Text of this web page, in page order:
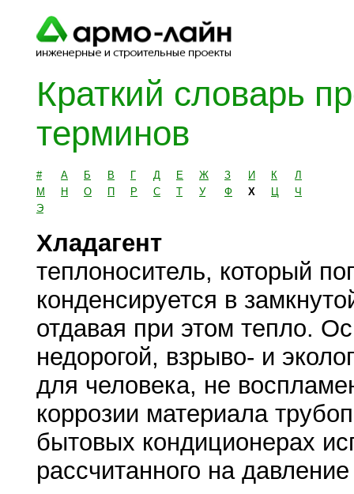
Краткий словарь
терминов
# А Б В Г Д Е Ж З И К
Л
М
Н О П Р С Т У Ф Х Ц
Ч
Э
Хладагент
теплоноситель, который
конденсируется в
отдавая при этом тепло.
недорогой, взрыво- и
для человека, не
коррозии материала
бытовых кондиционерах
рассчитанного на